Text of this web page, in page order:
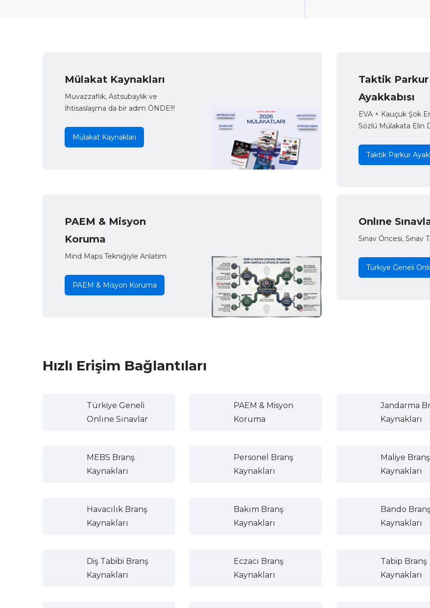
Mülakat Kaynakları
Muvazzaflık, Astsubaylık ve
İhtisaslaşma da bir adım ÖNDE!!!
Mülakat Kaynakları
Taktik Parkur
Ayakkabısı
EVA + Kauçuk Şok
Sözlü Mülakata Elin
Taktik Parkur
PAEM & Misyon
Koruma
Mind Maps Tekniğiyle Anlatım
PAEM & Misyon Koruma
Onlıne
Sınav Öncesi, Sınav
Türkiye Geneli
Hızlı Erişim Bağlantıları
Türkiye Geneli
Onlıne Sınavlar
PAEM & Misyon
Koruma
Jandarma
Kaynakları
MEBS Branş
Kaynakları
Personel Branş
Kaynakları
Maliye
Kaynakları
Havacılık Branş
Kaynakları
Bakım Branş
Kaynakları
Bando
Kaynakları
Diş Tabibi Branş
Kaynakları
Eczacı Branş
Kaynakları
Tabip Branş
Kaynakları